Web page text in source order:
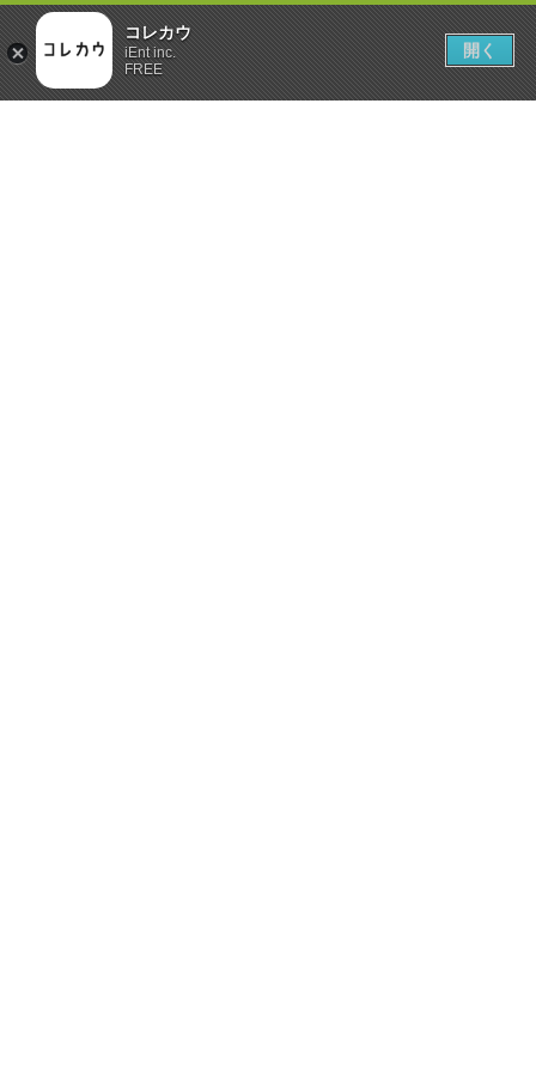
コレカウ
iEnt inc.
FREE
開く